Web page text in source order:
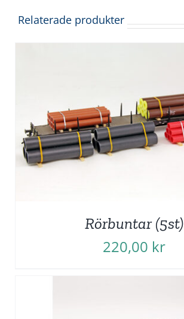
Relaterade produkter
Rörbuntar (5st)
220,00 kr